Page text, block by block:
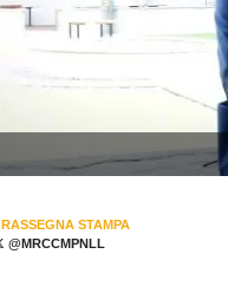
RASSEGNA STAMPA
@MRCCMPNLL